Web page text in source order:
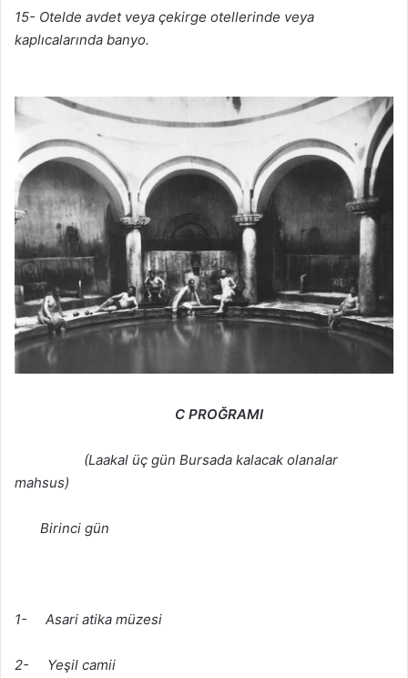
15- Otelde avdet veya çekirge otellerinde veya
kaplıcalarında banyo.
C PROĞRAMI
(Laakal üç gün Bursada kalacak olanalar
mahsus)
Birinci gün
1- Asari atika müzesi
2- Yeşil camii